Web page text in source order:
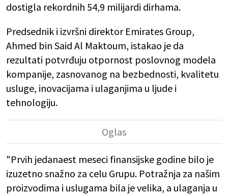
dostigla rekordnih 54,9 milijardi dirhama.
Predsednik i izvršni direktor Emirates Group,
Ahmed bin Said Al Maktoum, istakao je da
rezultati potvrđuju otpornost poslovnog modela
kompanije, zasnovanog na bezbednosti, kvalitetu
usluge, inovacijama i ulaganjima u ljude i
tehnologiju.
"Prvih jedanaest meseci finansijske godine bilo je
izuzetno snažno za celu Grupu. Potražnja za našim
proizvodima i uslugama bila je velika, a ulaganja u